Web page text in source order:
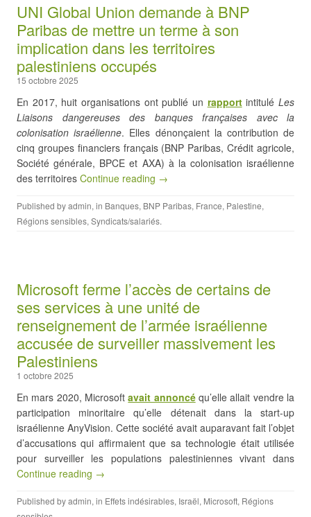
UNI Global Union demande à BNP
Paribas de mettre un terme à son
implication dans les territoires
palestiniens occupés
15 octobre 2025
En 2017, huit organisations ont publié un rapportintituléLes
Liaisons dangereuses des banques françaises avec la
colonisation israélienne. Elles dénonçaient la contribution de
cinq groupes financiers français (BNP Paribas, Crédit agricole,
Société générale, BPCE et AXA) à la colonisation israélienne
des territoires Continue reading →
Published byadmin, in Banques, BNP Paribas, France, Palestine,
Régions sensibles, Syndicats/salariés.
Microsoft ferme l’accès de certains de
ses services à une unité de
renseignement de l’armée israélienne
accusée de surveiller massivement les
Palestiniens
1 octobre 2025
En mars 2020, Microsoftavait annoncéqu’elle allait vendre la
participation minoritaire qu’elle détenait dans la start-up
israélienne AnyVision. Cette société avait auparavant fait l’objet
d’accusations qui affirmaient que sa technologie était utilisée
pour surveiller les populations palestiniennes vivant dans
Continue reading →
Published byadmin, in Effets indésirables, Israël, Microsoft, Régions